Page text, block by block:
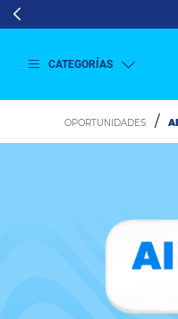
CATEGORÍAS
Comercial
Televisión
Colchones